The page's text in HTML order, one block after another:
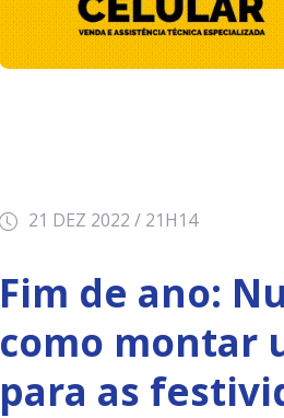
21 DEZ 2022 / 21H14
Fim de ano:
como montar
para as